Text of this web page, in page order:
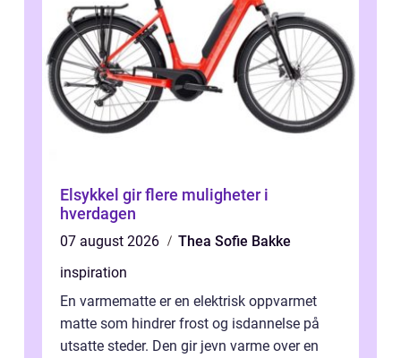
Elsykkel gir flere muligheter i
hverdagen
07 august 2026
Thea Sofie Bakke
inspiration
En varmematte er en elektrisk oppvarmet
matte som hindrer frost og isdannelse på
utsatte steder. Den gir jevn varme over en